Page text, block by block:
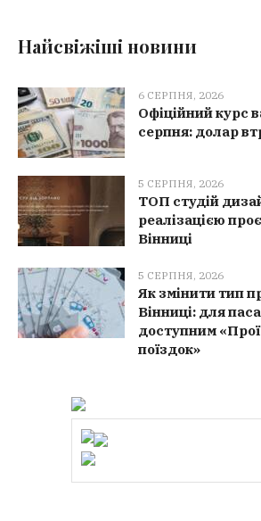
Найсвіжіші новини
6 СЕРПНЯ, 2026
Офіційний курс
серпня: долар
5 СЕРПНЯ, 2026
ТОП студій
реалізацією
Вінниці
5 СЕРПНЯ, 2026
Як змінити тип
Вінниці: для
доступним
поїздок»